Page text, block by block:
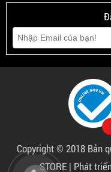
Copyright © 2018 Bản
STORE | Phát